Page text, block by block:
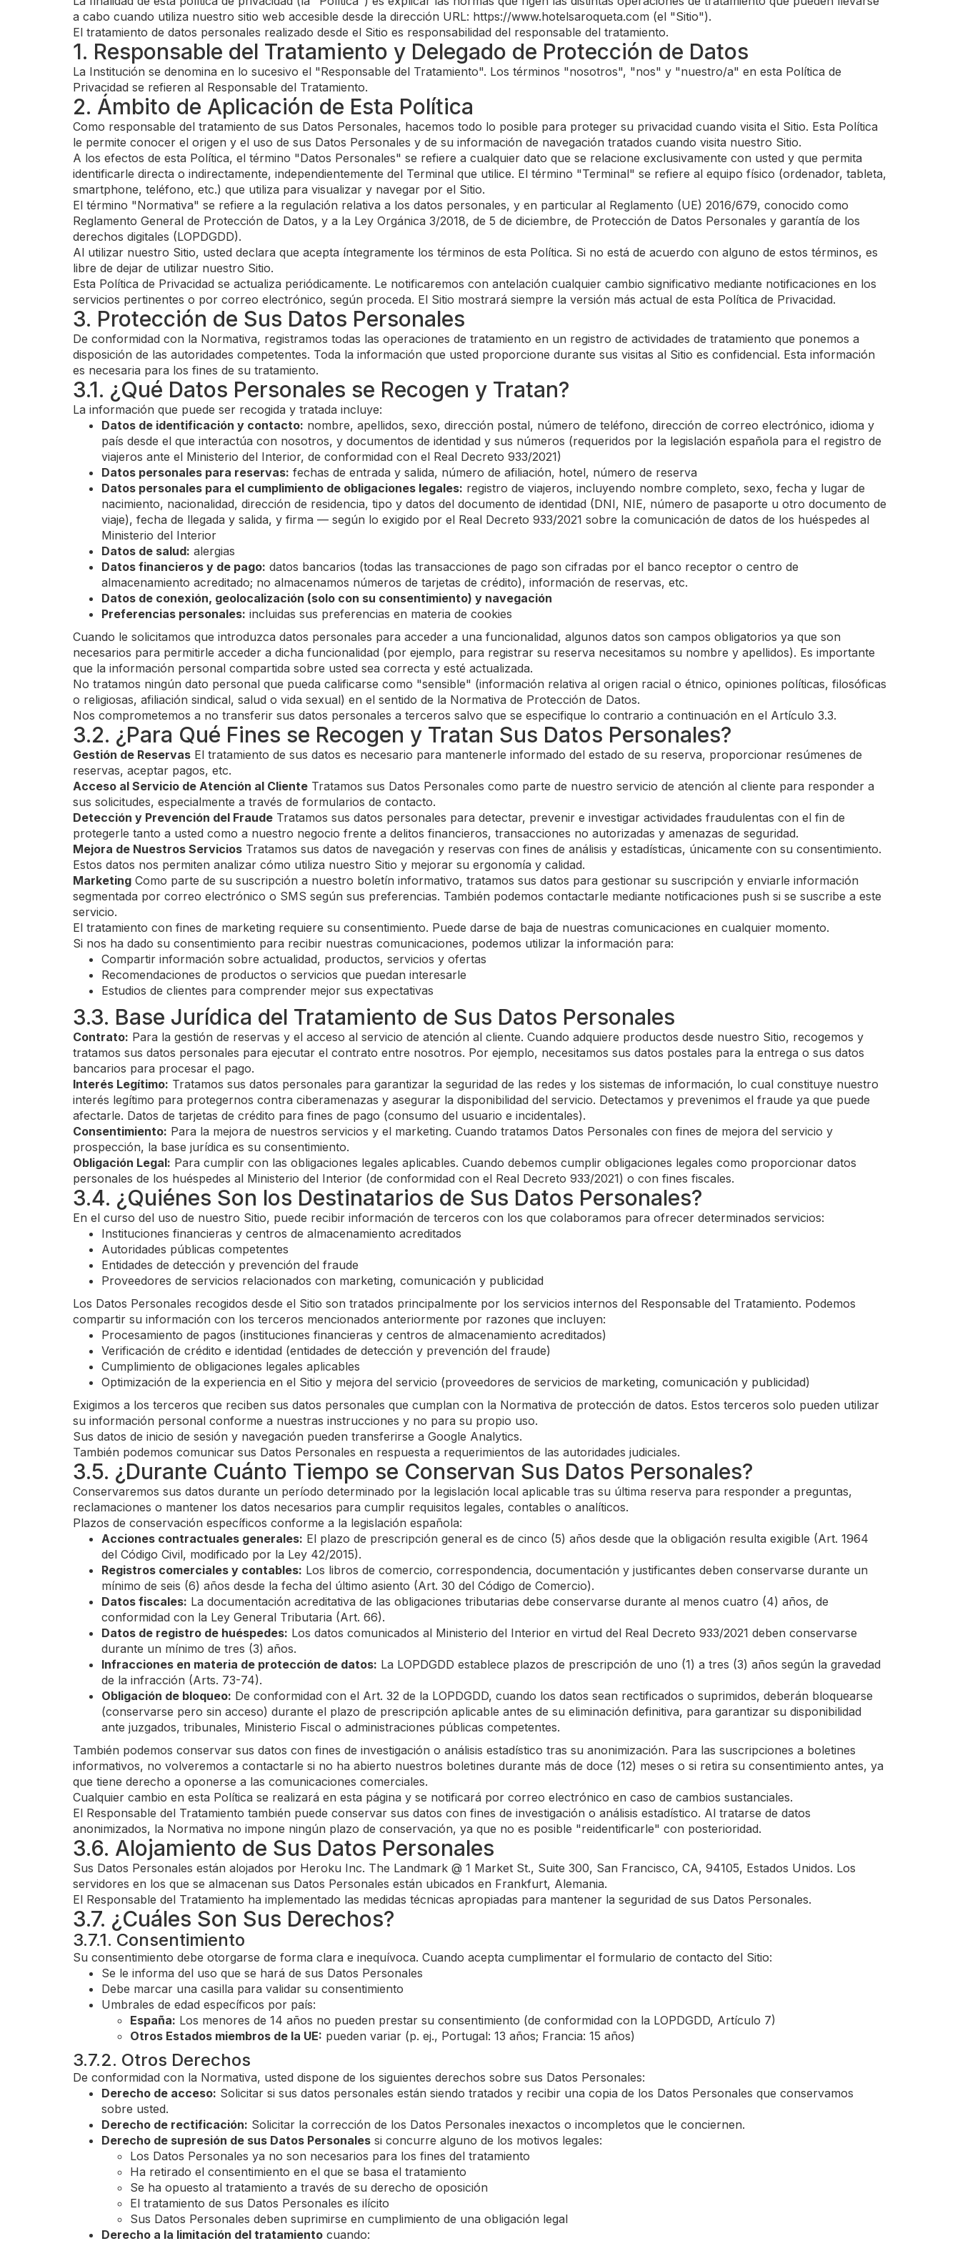
a cabo cuando utiliza nuestro sitio web accesible desde la dirección URL: https://www.hotelsaroqueta.com (el "Sitio").
El tratamiento de datos personales realizado desde el Sitio es responsabilidad del responsable del tratamiento.
1. Responsable del Tratamiento y Delegado de Protección de Datos
La Institución se denomina en lo sucesivo el "Responsable del Tratamiento". Los términos "nosotros", "nos" y "nuestro/a" en esta Política de
Privacidad se refieren al Responsable del Tratamiento.
2. Ámbito de Aplicación de Esta Política
Como responsable del tratamiento de sus Datos Personales, hacemos todo lo posible para proteger su privacidad cuando visita el Sitio. Esta Política
le permite conocer el origen y el uso de sus Datos Personales y de su información de navegación tratados cuando visita nuestro Sitio.
A los efectos de esta Política, el término "Datos Personales" se refiere a cualquier dato que se relacione exclusivamente con usted y que permita
identificarle directa o indirectamente, independientemente del Terminal que utilice. El término "Terminal" se refiere al equipo físico (ordenador, tableta,
smartphone, teléfono, etc.) que utiliza para visualizar y navegar por el Sitio.
El término "Normativa" se refiere a la regulación relativa a los datos personales, y en particular al Reglamento (UE) 2016/679, conocido como
Reglamento General de Protección de Datos, y a la Ley Orgánica 3/2018, de 5 de diciembre, de Protección de Datos Personales y garantía de los
derechos digitales (LOPDGDD).
Al utilizar nuestro Sitio, usted declara que acepta íntegramente los términos de esta Política. Si no está de acuerdo con alguno de estos términos, es
libre de dejar de utilizar nuestro Sitio.
Esta Política de Privacidad se actualiza periódicamente. Le notificaremos con antelación cualquier cambio significativo mediante notificaciones en los
servicios pertinentes o por correo electrónico, según proceda. El Sitio mostrará siempre la versión más actual de esta Política de Privacidad.
3. Protección de Sus Datos Personales
De conformidad con la Normativa, registramos todas las operaciones de tratamiento en un registro de actividades de tratamiento que ponemos a
disposición de las autoridades competentes. Toda la información que usted proporcione durante sus visitas al Sitio es confidencial. Esta información
es necesaria para los fines de su tratamiento.
3.1. ¿Qué Datos Personales se Recogen y Tratan?
La información que puede ser recogida y tratada incluye:
Datos de identificación y contacto: nombre, apellidos, sexo, dirección postal, número de teléfono, dirección de correo electrónico, idioma y
país desde el que interactúa con nosotros, y documentos de identidad y sus números (requeridos por la legislación española para el registro de
viajeros ante el Ministerio del Interior, de conformidad con el Real Decreto 933/2021)
Datos personales para reservas: fechas de entrada y salida, número de afiliación, hotel, número de reserva
Datos personales para el cumplimiento de obligaciones legales: registro de viajeros, incluyendo nombre completo, sexo, fecha y lugar de
nacimiento, nacionalidad, dirección de residencia, tipo y datos del documento de identidad (DNI, NIE, número de pasaporte u otro documento de
viaje), fecha de llegada y salida, y firma — según lo exigido por el Real Decreto 933/2021 sobre la comunicación de datos de los huéspedes al
Ministerio del Interior
Datos de salud: alergias
Datos financieros y de pago: datos bancarios (todas las transacciones de pago son cifradas por el banco receptor o centro de
almacenamiento acreditado; no almacenamos números de tarjetas de crédito), información de reservas, etc.
Datos de conexión, geolocalización (solo con su consentimiento) y navegación
Preferencias personales: incluidas sus preferencias en materia de cookies
Cuando le solicitamos que introduzca datos personales para acceder a una funcionalidad, algunos datos son campos obligatorios ya que son
necesarios para permitirle acceder a dicha funcionalidad (por ejemplo, para registrar su reserva necesitamos su nombre y apellidos). Es importante
que la información personal compartida sobre usted sea correcta y esté actualizada.
No tratamos ningún dato personal que pueda calificarse como "sensible" (información relativa al origen racial o étnico, opiniones políticas, filosóficas
o religiosas, afiliación sindical, salud o vida sexual) en el sentido de la Normativa de Protección de Datos.
Nos comprometemos a no transferir sus datos personales a terceros salvo que se especifique lo contrario a continuación en el Artículo 3.3.
3.2. ¿Para Qué Fines se Recogen y Tratan Sus Datos Personales?
Gestión de Reservas El tratamiento de sus datos es necesario para mantenerle informado del estado de su reserva, proporcionar resúmenes de
reservas, aceptar pagos, etc.
Acceso al Servicio de Atención al Cliente Tratamos sus Datos Personales como parte de nuestro servicio de atención al cliente para responder a
sus solicitudes, especialmente a través de formularios de contacto.
Detección y Prevención del Fraude Tratamos sus datos personales para detectar, prevenir e investigar actividades fraudulentas con el fin de
protegerle tanto a usted como a nuestro negocio frente a delitos financieros, transacciones no autorizadas y amenazas de seguridad.
Mejora de Nuestros Servicios Tratamos sus datos de navegación y reservas con fines de análisis y estadísticas, únicamente con su consentimiento.
Estos datos nos permiten analizar cómo utiliza nuestro Sitio y mejorar su ergonomía y calidad.
Marketing Como parte de su suscripción a nuestro boletín informativo, tratamos sus datos para gestionar su suscripción y enviarle información
segmentada por correo electrónico o SMS según sus preferencias. También podemos contactarle mediante notificaciones push si se suscribe a este
servicio.
El tratamiento con fines de marketing requiere su consentimiento. Puede darse de baja de nuestras comunicaciones en cualquier momento.
Si nos ha dado su consentimiento para recibir nuestras comunicaciones, podemos utilizar la información para:
Compartir información sobre actualidad, productos, servicios y ofertas
Recomendaciones de productos o servicios que puedan interesarle
Estudios de clientes para comprender mejor sus expectativas
3.3. Base Jurídica del Tratamiento de Sus Datos Personales
Contrato: Para la gestión de reservas y el acceso al servicio de atención al cliente. Cuando adquiere productos desde nuestro Sitio, recogemos y
tratamos sus datos personales para ejecutar el contrato entre nosotros. Por ejemplo, necesitamos sus datos postales para la entrega o sus datos
bancarios para procesar el pago.
Interés Legítimo: Tratamos sus datos personales para garantizar la seguridad de las redes y los sistemas de información, lo cual constituye nuestro
interés legítimo para protegernos contra ciberamenazas y asegurar la disponibilidad del servicio. Detectamos y prevenimos el fraude ya que puede
afectarle. Datos de tarjetas de crédito para fines de pago (consumo del usuario e incidentales).
Consentimiento: Para la mejora de nuestros servicios y el marketing. Cuando tratamos Datos Personales con fines de mejora del servicio y
prospección, la base jurídica es su consentimiento.
Obligación Legal: Para cumplir con las obligaciones legales aplicables. Cuando debemos cumplir obligaciones legales como proporcionar datos
personales de los huéspedes al Ministerio del Interior (de conformidad con el Real Decreto 933/2021) o con fines fiscales.
3.4. ¿Quiénes Son los Destinatarios de Sus Datos Personales?
En el curso del uso de nuestro Sitio, puede recibir información de terceros con los que colaboramos para ofrecer determinados servicios:
Instituciones financieras y centros de almacenamiento acreditados
Autoridades públicas competentes
Entidades de detección y prevención del fraude
Proveedores de servicios relacionados con marketing, comunicación y publicidad
Los Datos Personales recogidos desde el Sitio son tratados principalmente por los servicios internos del Responsable del Tratamiento. Podemos
compartir su información con los terceros mencionados anteriormente por razones que incluyen:
Procesamiento de pagos (instituciones financieras y centros de almacenamiento acreditados)
Verificación de crédito e identidad (entidades de detección y prevención del fraude)
Cumplimiento de obligaciones legales aplicables
Optimización de la experiencia en el Sitio y mejora del servicio (proveedores de servicios de marketing, comunicación y publicidad)
Exigimos a los terceros que reciben sus datos personales que cumplan con la Normativa de protección de datos. Estos terceros solo pueden utilizar
su información personal conforme a nuestras instrucciones y no para su propio uso.
Sus datos de inicio de sesión y navegación pueden transferirse a Google Analytics.
También podemos comunicar sus Datos Personales en respuesta a requerimientos de las autoridades judiciales.
3.5. ¿Durante Cuánto Tiempo se Conservan Sus Datos Personales?
Conservaremos sus datos durante un período determinado por la legislación local aplicable tras su última reserva para responder a preguntas,
reclamaciones o mantener los datos necesarios para cumplir requisitos legales, contables o analíticos.
Plazos de conservación específicos conforme a la legislación española:
Acciones contractuales generales: El plazo de prescripción general es de cinco (5) años desde que la obligación resulta exigible (Art. 1964
del Código Civil, modificado por la Ley 42/2015).
Registros comerciales y contables: Los libros de comercio, correspondencia, documentación y justificantes deben conservarse durante un
mínimo de seis (6) años desde la fecha del último asiento (Art. 30 del Código de Comercio).
Datos fiscales: La documentación acreditativa de las obligaciones tributarias debe conservarse durante al menos cuatro (4) años, de
conformidad con la Ley General Tributaria (Art. 66).
Datos de registro de huéspedes: Los datos comunicados al Ministerio del Interior en virtud del Real Decreto 933/2021 deben conservarse
durante un mínimo de tres (3) años.
Infracciones en materia de protección de datos: La LOPDGDD establece plazos de prescripción de uno (1) a tres (3) años según la gravedad
de la infracción (Arts. 73-74).
Obligación de bloqueo: De conformidad con el Art. 32 de la LOPDGDD, cuando los datos sean rectificados o suprimidos, deberán bloquearse
(conservarse pero sin acceso) durante el plazo de prescripción aplicable antes de su eliminación definitiva, para garantizar su disponibilidad
ante juzgados, tribunales, Ministerio Fiscal o administraciones públicas competentes.
También podemos conservar sus datos con fines de investigación o análisis estadístico tras su anonimización. Para las suscripciones a boletines
informativos, no volveremos a contactarle si no ha abierto nuestros boletines durante más de doce (12) meses o si retira su consentimiento antes, ya
que tiene derecho a oponerse a las comunicaciones comerciales.
Cualquier cambio en esta Política se realizará en esta página y se notificará por correo electrónico en caso de cambios sustanciales.
El Responsable del Tratamiento también puede conservar sus datos con fines de investigación o análisis estadístico. Al tratarse de datos
anonimizados, la Normativa no impone ningún plazo de conservación, ya que no es posible "reidentificarle" con posterioridad.
3.6. Alojamiento de Sus Datos Personales
Sus Datos Personales están alojados por Heroku Inc. The Landmark @ 1 Market St., Suite 300, San Francisco, CA, 94105, Estados Unidos. Los
servidores en los que se almacenan sus Datos Personales están ubicados en Frankfurt, Alemania.
El Responsable del Tratamiento ha implementado las medidas técnicas apropiadas para mantener la seguridad de sus Datos Personales.
3.7. ¿Cuáles Son Sus Derechos?
3.7.1. Consentimiento
Su consentimiento debe otorgarse de forma clara e inequívoca. Cuando acepta cumplimentar el formulario de contacto del Sitio:
Se le informa del uso que se hará de sus Datos Personales
Debe marcar una casilla para validar su consentimiento
Umbrales de edad específicos por país:
España: Los menores de 14 años no pueden prestar su consentimiento (de conformidad con la LOPDGDD, Artículo 7)
Otros Estados miembros de la UE: pueden variar (p. ej., Portugal: 13 años; Francia: 15 años)
3.7.2. Otros Derechos
De conformidad con la Normativa, usted dispone de los siguientes derechos sobre sus Datos Personales:
Derecho de acceso: Solicitar si sus datos personales están siendo tratados y recibir una copia de los Datos Personales que conservamos
sobre usted.
Derecho de rectificación: Solicitar la corrección de los Datos Personales inexactos o incompletos que le conciernen.
Derecho de supresión de sus Datos Personales si concurre alguno de los motivos legales:
Los Datos Personales ya no son necesarios para los fines del tratamiento
Ha retirado el consentimiento en el que se basa el tratamiento
Se ha opuesto al tratamiento a través de su derecho de oposición
El tratamiento de sus Datos Personales es ilícito
Sus Datos Personales deben suprimirse en cumplimiento de una obligación legal
Derecho a la limitación del tratamiento cuando: